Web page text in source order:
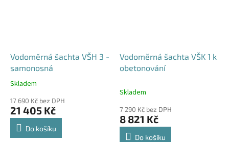
Vodoměrná šachta VŠH 3 -
samonosná
Průměrné
produktu
je
5,0
Skladem
17 690 Kč bez DPH
21 405 Kč
Do košíku
Vodoměrná šachta VŠK 1 k
obetonování
Skladem
7 290 Kč bez DPH
8 821 Kč
Do košíku